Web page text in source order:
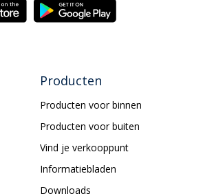
Producten
Producten voor binnen
Producten voor buiten
Vind je verkooppunt
Informatiebladen
Downloads